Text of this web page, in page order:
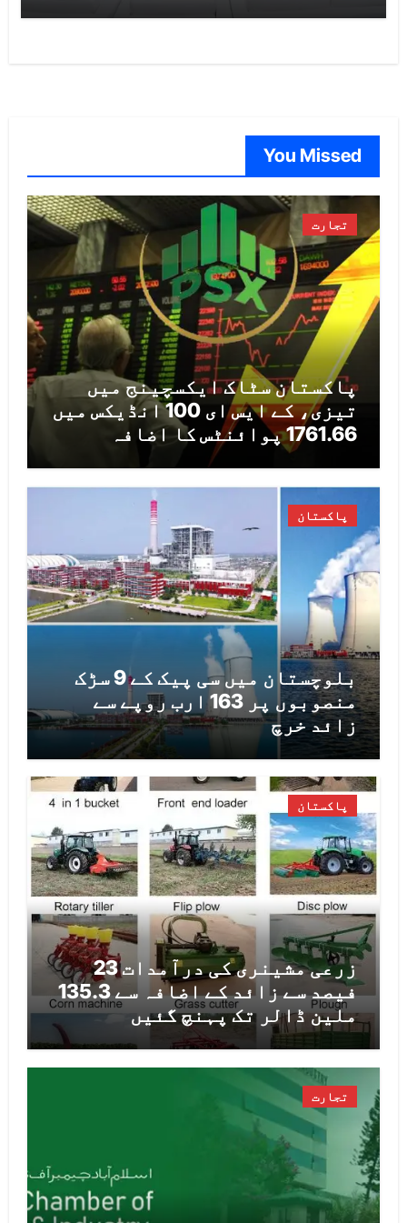
You Missed
تجارت
پاکستان سٹاک ایکسچینج میں
تیزی، کے ایس ای 100 انڈیکس میں
1761.66 پوائنٹس کا اضافہ
پاکستان
بلوچستان میں سی پیک کے 9 سڑک
منصوبوں پر 163 ارب روپے سے
زائد خرچ
پاکستان
زرعی مشینری کی درآمدات 23
فیصد سے زائد کے اضافہ سے 135.3
ملین ڈالر تک پہنچ گئیں
تجارت